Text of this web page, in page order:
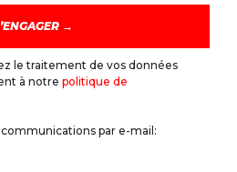
le traitement de vos données
à notre politique de
par e-mail: